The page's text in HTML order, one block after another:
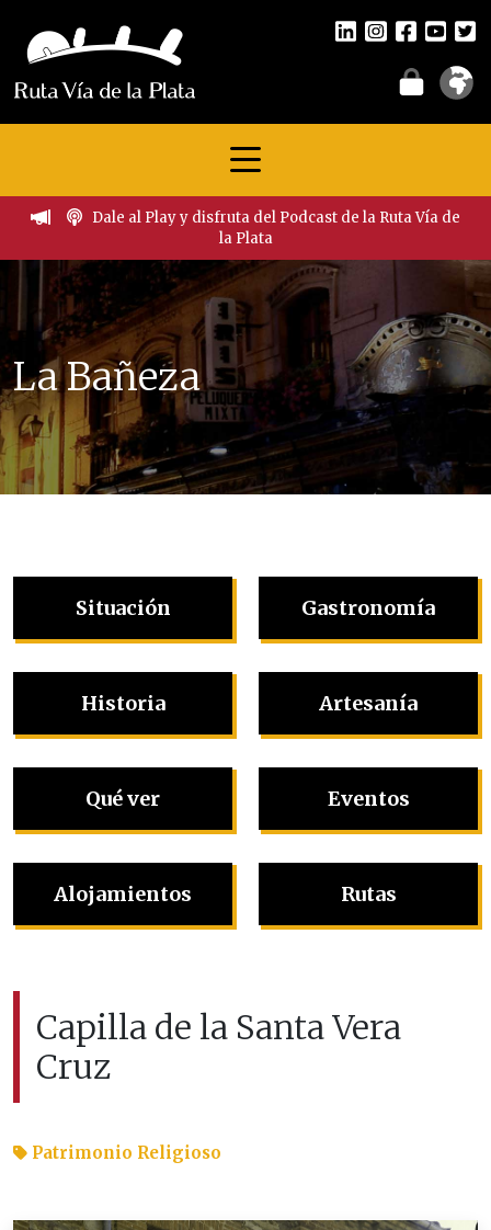
Dale al Play y disfruta del Podcast de la Ruta Vía de
la Plata
La Bañeza
Situación
Historia
Qué ver
Alojamientos
Gastronomía
Artesanía
Eventos
Rutas
Capilla de la Santa Vera
Cruz
Patrimonio Religioso